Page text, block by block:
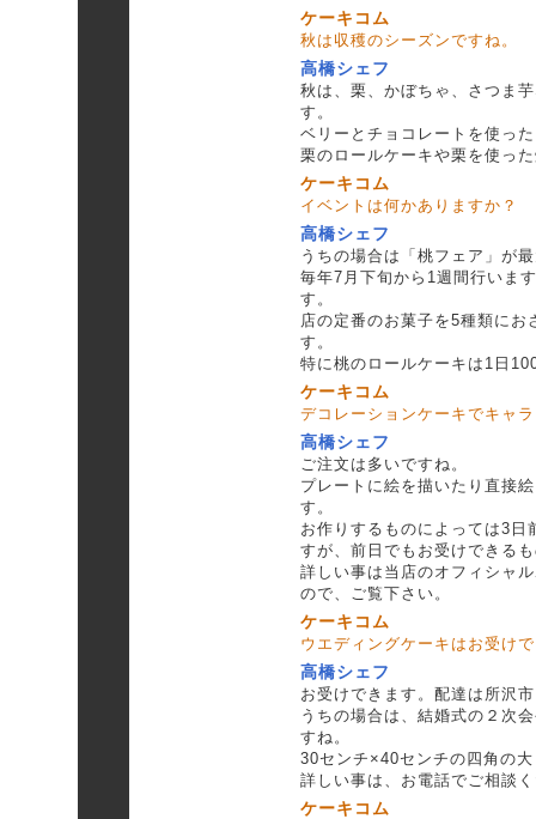
ケーキコム
秋は収穫のシーズンですね。
高橋シェフ
秋は、栗、かぼちゃ、さつま
す。
ベリーとチョコレートを使っ
栗のロールケーキや栗を使っ
ケーキコム
イベントは何かありますか？
高橋シェフ
うちの場合は「桃フェア」が
毎年7月下旬から1週間行いま
す。
店の定番のお菓子を5種類にお
す。
特に桃のロールケーキは1日
ケーキコム
デコレーションケーキでキャ
高橋シェフ
ご注文は多いですね。
プレートに絵を描いたり直接
す。
お作りするものによっては3日
すが、前日でもお受けできる
詳しい事は当店のオフィシャ
ので、ご覧下さい。
ケーキコム
ウエディングケーキはお受け
高橋シェフ
お受けできます。配達は所沢
うちの場合は、結婚式の２次
すね。
30センチ×40センチの四角の
詳しい事は、お電話でご相談
ケーキコム